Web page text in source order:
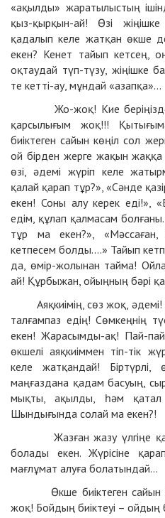
«ақылды» жаратылыстың
қыз-қырқын-ай! Өзі
қадалып келе жатқан өкше
екен? Кенет тайып кетсең,
оқтаудай түп-түзу, жіңішке
те кетті-ау, мұндай «азапқа»…
Жо-жоқ! Кие
қарсылығым жоқ!!!
биіктеген сайын көңіл сол
ой бірден жерге жақын
өзі, әдемі жүріп келе
қалай қарап тұр?», «Сәнде
екен! Соны алу керек еді!»,
едім, құлап қалмасам
тұр ма екен?»,
кетпесем болды….» Тайып
да, өмір-жолынан тайма!
ай! Құрбыжан, ойыңның бәрі
Аяқкиімің, сөз жоқ, әдемі!
талғампаз едің! Сөмкеңнің
екен! Жарасымды-ақ! Пай-
өкшелі аяқкиіммен тіп-тік
келе жатқандай! Біртүрлі,
маңғаздана қадам басуың,
мықты, ақылды, һәм қатал
Шындығында солай ма екен?!
Жазған жазу үлгіңе
болады екен. Жүрісіне
мағлұмат алуға болатындай…
Өкше биіктеген сайын
жоқ! Бойдың биіктеуі – ойдың